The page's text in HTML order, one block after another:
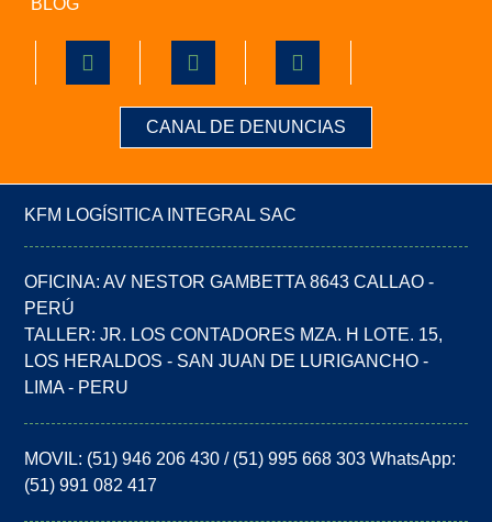
BLOG
CANAL DE DENUNCIAS
KFM LOGÍSITICA INTEGRAL SAC
OFICINA: AV NESTOR GAMBETTA 8643 CALLAO -
PERÚ
TALLER: JR. LOS CONTADORES MZA. H LOTE. 15,
LOS HERALDOS - SAN JUAN DE LURIGANCHO -
LIMA - PERU
MOVIL: (51) 946 206 430 / (51) 995 668 303 WhatsApp:
(51) 991 082 417